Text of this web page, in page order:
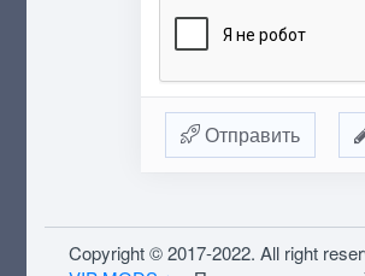
Отправить
Copyright © 2017-2022. All right